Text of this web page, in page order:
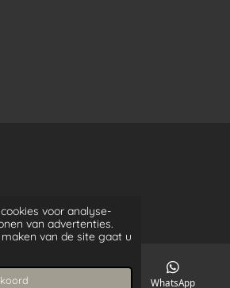
voor analyse-
van advertenties.
van de site gaat u
WhatsApp